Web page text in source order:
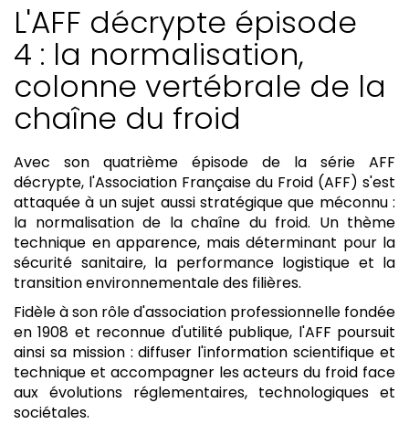
L'AFF décrypte épisode
4 : la normalisation,
colonne vertébrale de la
chaîne du froid
Avec son quatrième épisode de la série AFF
décrypte, l'Association Française du Froid (AFF) s'est
attaquée à un sujet aussi stratégique que méconnu :
la normalisation de la chaîne du froid. Un thème
technique en apparence, mais déterminant pour la
sécurité sanitaire, la performance logistique et la
transition environnementale des filières.
Fidèle à son rôle d'association professionnelle fondée
en 1908 et reconnue d'utilité publique, l'AFF poursuit
ainsi sa mission : diffuser l'information scientifique et
technique et accompagner les acteurs du froid face
aux évolutions réglementaires, technologiques et
sociétales.